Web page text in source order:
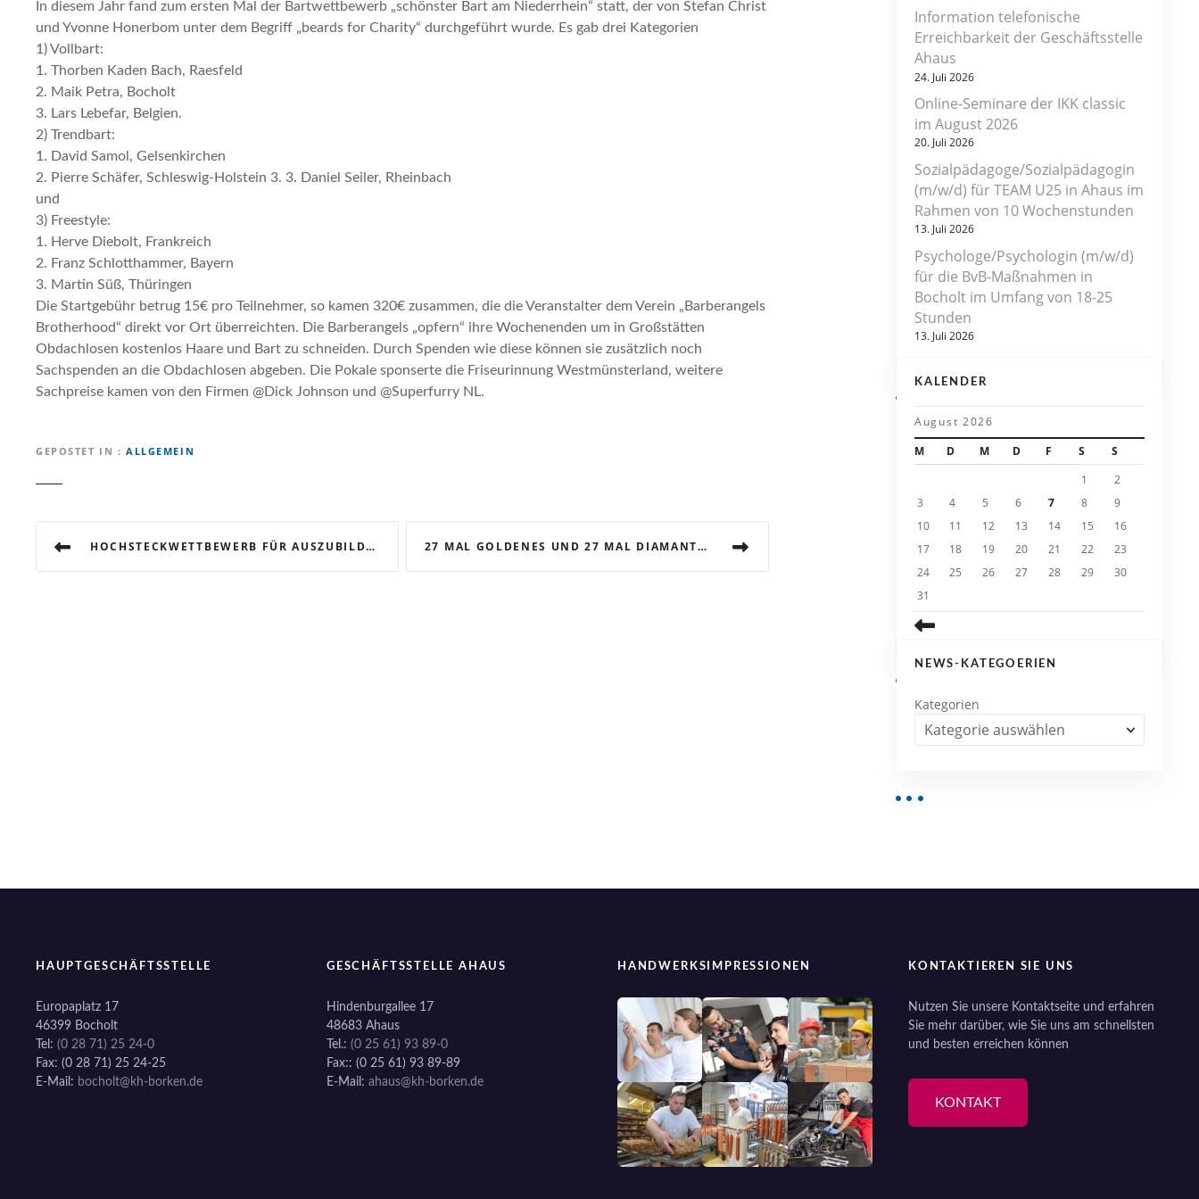
In diesem Jahr fand zum ersten Mal der Bartwettbewerb „schönster Bart am Niederrhein“ statt, der von Stefan Christ
und Yvonne Honerbom unter dem Begriff „beards for Charity“ durchgeführt wurde. Es gab drei Kategorien
1) Vollbart:
1. Thorben Kaden Bach, Raesfeld
2. Maik Petra, Bocholt
3. Lars Lebefar, Belgien.
2) Trendbart:
1. David Samol, Gelsenkirchen
2. Pierre Schäfer, Schleswig-Holstein 3. 3. Daniel Seiler, Rheinbach
und
3) Freestyle:
1. Herve Diebolt, Frankreich
2. Franz Schlotthammer, Bayern
3. Martin Süß, Thüringen
Die Startgebühr betrug 15€ pro Teilnehmer, so kamen 320€ zusammen, die die Veranstalter dem Verein „Barberangels
Brotherhood“ direkt vor Ort überreichten. Die Barberangels „opfern“ ihre Wochenenden um in Großstätten
Obdachlosen kostenlos Haare und Bart zu schneiden. Durch Spenden wie diese können sie zusätzlich noch
Sachspenden an die Obdachlosen abgeben. Die Pokale sponserte die Friseurinnung Westmünsterland, weitere
Sachpreise kamen von den Firmen @Dick Johnson und @Superfurry NL.
GEPOSTET IN ALLGEMEIN
g
a
t
i
HOCHSTECKWETTBEWERB FÜR AUSZUBILDENDE 27 MAL GOLDENES UND 27 MAL DIAMANTENES JUBILÄUM
Information telefonische
Erreichbarkeit der Geschäftsstelle
Ahaus
24. Juli 2026
Online-Seminare der IKK classic
im August 2026
20. Juli 2026
Sozialpädagoge/Sozialpädagogin
(m/w/d) für TEAM U25 in Ahaus im
Rahmen von 10 Wochenstunden
13. Juli 2026
Psychologe/Psychologin (m/w/d)
für die BvB-Maßnahmen in
Bocholt im Umfang von 18-25
Stunden
13. Juli 2026
KALENDER
August 2026
M
D M D F S
S
1
2
3
4 5 6 7 8
9
10
11 12 13 14 15
16
17
18 19 20 21 22
23
24
25 26 27 28 29
30
31
NEWS-KATEGOERIEN
Kategorien
HAUPTGESCHÄFTSSTELLE
Europaplatz 17
46399 Bocholt
Tel: (0 28 71) 25 24-0
Fax: (0 28 71) 25 24-25
E-Mail: bocholt@kh-borken.de
GESCHÄFTSSTELLE AHAUS
Hindenburgallee 17
48683 Ahaus
Tel.: (0 25 61) 93 89-0
Fax:: (0 25 61) 93 89-89
E-Mail: ahaus@kh-borken.de
HANDWERKSIMPRESSIONEN KONTAKTIEREN SIE UNS
Nutzen Sie unsere Kontaktseite und erfahren
Sie mehr darüber, wie Sie uns am schnellsten
und besten erreichen können
KONTAKT